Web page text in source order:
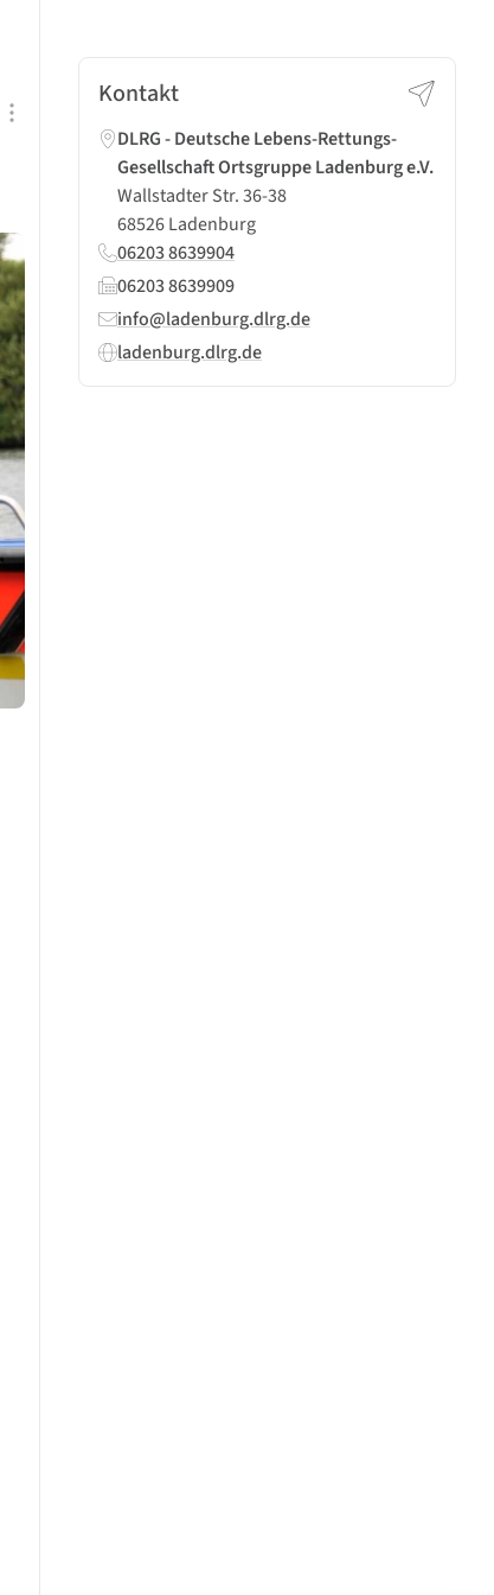
Kontakt
DLRG - Deutsche Lebens-Rettungs-
Gesellschaft Ortsgruppe Ladenburg e.V.
Wallstadter Str. 36-38
68526 Ladenburg
06203 8639904
06203 8639909
info@ladenburg.dlrg.de
ladenburg.dlrg.de